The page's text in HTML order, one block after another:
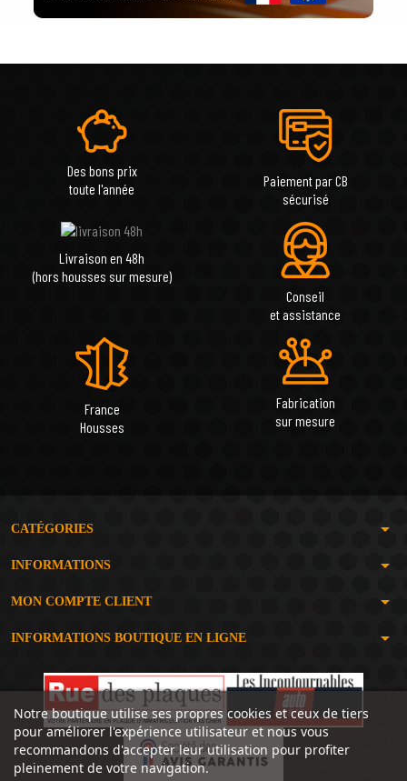
Des bons prix
toute l'année
Paiement par CB
sécurisé
Livraison en 48h
(hors housses sur mesure)
Conseil
et assistance
France
Housses
Fabrication
sur mesure
CATÉGORIES arrow_drop_down
INFORMATIONS arrow_drop_down
MON COMPTE CLIENT arrow_drop_down
INFORMATIONS BOUTIQUE EN LIGNE arrow_drop_down
Notre boutique utilise ses propres cookies et ceux de tiers
pour améliorer l'expérience utilisateur et nous vous
recommandons d'accepter leur utilisation pour profiter
pleinement de votre navigation.